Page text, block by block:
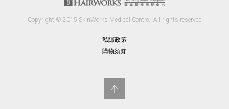
Copyright © 2015 SkinWorks Medical Centre. All rights reserved
私隱政策
購物須知